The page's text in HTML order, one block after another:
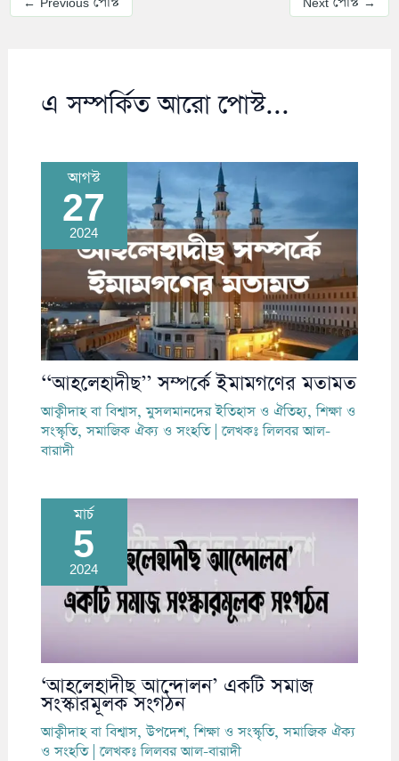
এ সম্পর্কিত আরো পোস্ট...
আগস্ট
27
2024
‘‘আহলেহাদীছ’’ সম্পর্কে ইমামগণের মতামত
আক্বীদাহ বা বিশ্বাস,মুসলমানদের ইতিহাস ও ঐতিহ্য,শিক্ষা ও
সংস্কৃতি,সমাজিক ঐক্য ও সংহতি| লেখকঃলিলবর আল-
বারাদী
মার্চ
5
2024
‘আহলেহাদীছ আন্দোলন’ একটি সমাজ
সংস্কারমূলক সংগঠন
আক্বীদাহ বা বিশ্বাস,উপদেশ,শিক্ষা ও সংস্কৃতি,সমাজিক ঐক্য
ও সংহতি| লেখকঃলিলবর আল-বারাদী